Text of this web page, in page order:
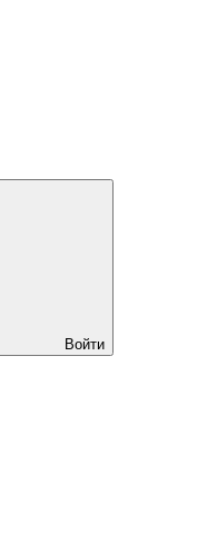
Войти